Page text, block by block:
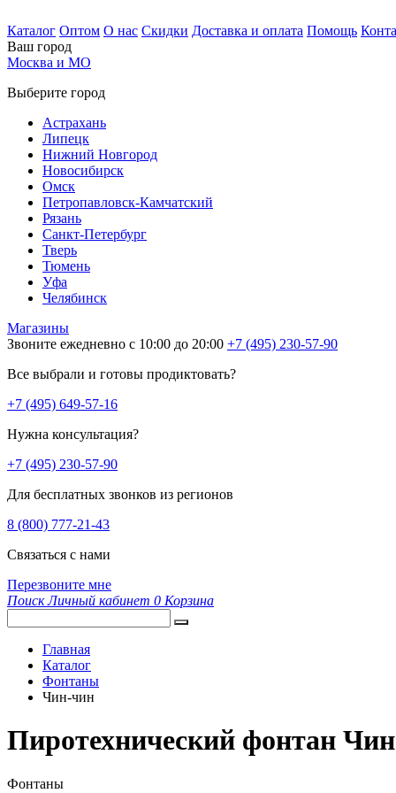
Каталог Оптом О нас Скидки Доставка и оплата Помощь
Ваш город
Москва и МО
Выберите город
Астрахань
Липецк
Нижний Новгород
Новосибирск
Омск
Петропавловск-Камчатский
Рязань
Санкт-Петербург
Тверь
Тюмень
Уфа
Челябинск
Магазины
Звоните ежедневно с 10:00 до 20:00 +7 (495) 230-57-90
Все выбрали и готовы продиктовать?
+7 (495) 649-57-16
Нужна консультация?
+7 (495) 230-57-90
Для бесплатных звонков из регионов
8 (800) 777-21-43
Связаться с нами
Перезвоните мне
Поиск Личный кабинет 0 Корзина
Главная
Каталог
Фонтаны
Чин-чин
Пиротехнический фонтан
Фонтаны